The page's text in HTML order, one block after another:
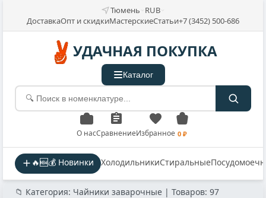
Тюмень RUB
ДоставкаОпт и скидкиМастерскиеСтатьи+7 (3452) 500-686
УДАЧНАЯ ПОКУПКА
Каталог
О насСравнениеИзбранное 0 ₽
🔥🆕💰 Новинки ХолодильникиСтиральные
📁 Категория: Чайники заварочные | Товаров: 97